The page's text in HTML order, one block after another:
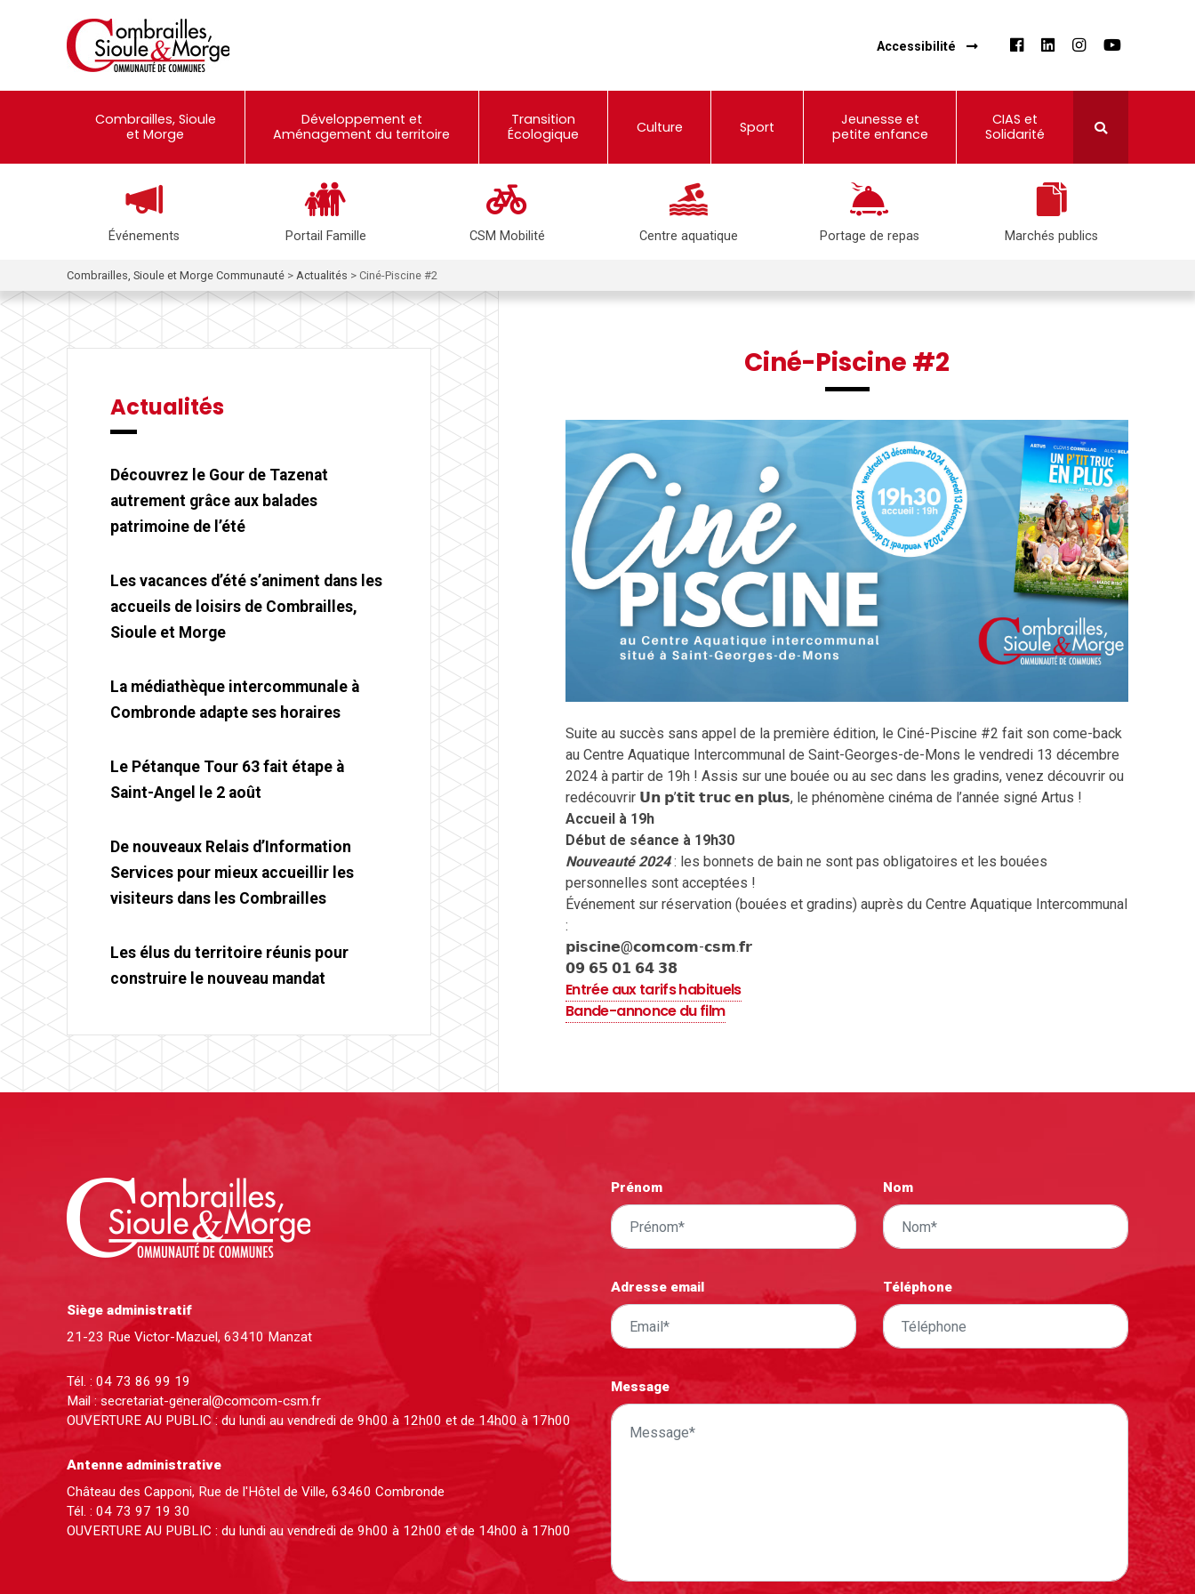
Accessibilité
Combrailles, Sioule
et Morge
Développement et
Aménagement du territoire
Transition
Écologique
Culture Sport
Jeunesse et
petite enfance
CIAS et
Solidarité
Événements Portail Famille CSM Mobilité Centre aquatique Portage de repas Marchés publics
Combrailles, Sioule et Morge Communauté > Actualités > Ciné-Piscine #2
Ciné-Piscine #2
Suite au succès sans appel de la première édition, le Ciné-Piscine #2 fait son come-back
au Centre Aquatique Intercommunal de Saint-Georges-de-Mons le vendredi 13 décembre
2024 à partir de 19h ! Assis sur une bouée ou au sec dans les gradins, venez découvrir ou
redécouvrir 𝗨𝗻 𝗽’𝘁𝗶𝘁 𝘁𝗿𝘂𝗰 𝗲𝗻 𝗽𝗹𝘂𝘀, le phénomène cinéma de l’année signé Artus !
Accueil à 19h
Début de séance à 19h30
Nouveauté 2024 : les bonnets de bain ne sont pas obligatoires et les bouées
personnelles sont acceptées !
Événement sur réservation (bouées et gradins) auprès du Centre Aquatique Intercommunal
:
𝗽𝗶𝘀𝗰𝗶𝗻𝗲@𝗰𝗼𝗺𝗰𝗼𝗺-𝗰𝘀𝗺.𝗳𝗿
𝟬𝟵 𝟲𝟱 𝟬𝟭 𝟲𝟰 𝟯𝟴
Entrée aux tarifs habituels
Bande-annonce du film
Actualités
Découvrez le Gour de Tazenat
autrement grâce aux balades
patrimoine de l’été
Les vacances d’été s’animent dans les
accueils de loisirs de Combrailles,
Sioule et Morge
La médiathèque intercommunale à
Combronde adapte ses horaires
Le Pétanque Tour 63 fait étape à
Saint-Angel le 2 août
De nouveaux Relais d’Information
Services pour mieux accueillir les
visiteurs dans les Combrailles
Les élus du territoire réunis pour
construire le nouveau mandat
Siège administratif
21-23 Rue Victor-Mazuel, 63410 Manzat
Tél. : 04 73 86 99 19
Mail : secretariat-general@comcom-csm.fr
OUVERTURE AU PUBLIC : du lundi au vendredi de 9h00 à 12h00 et de 14h00 à 17h00
Antenne administrative
Château des Capponi, Rue de l'Hôtel de Ville, 63460 Combronde
Tél. : 04 73 97 19 30
OUVERTURE AU PUBLIC : du lundi au vendredi de 9h00 à 12h00 et de 14h00 à 17h00
Prénom Nom
Adresse email Téléphone
Message